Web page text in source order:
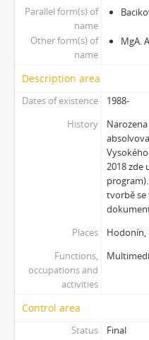
Parallel form(s) of
name
Other form(s) of
name
MgA.
Description area
Dates of existence
1988-
History
2018 zde
tvorbě se
Places
Hodonín,
Functions,
occupations and
activities
Control area
Status Final